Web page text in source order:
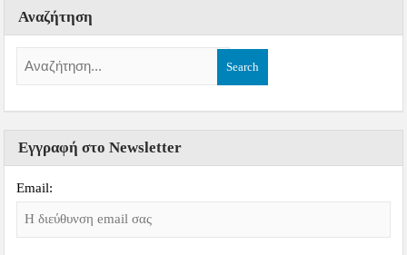
Αναζήτηση
Εγγραφή στο Newsletter
Email: